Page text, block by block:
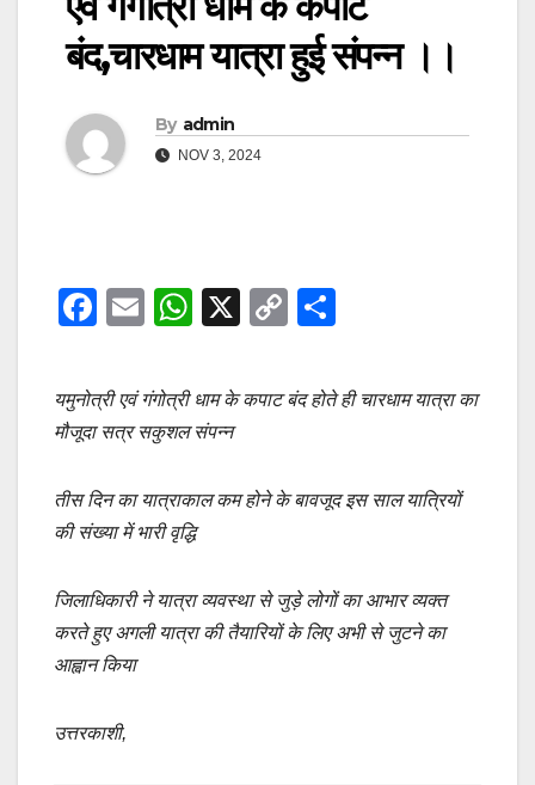
बंद,चारधाम यात्रा हुई संपन्न ।।
By admin
NOV 3, 2024
F
c
e
o
o
E
ail
W
at
s
p
p
X
C
p
y
n
ar
e
यमुनोत्री एवं गंगोत्री धाम के कपाट बंद होते ही चारधाम यात्रा का
मौजूदा सत्र सकुशल संपन्न
तीस दिन का यात्राकाल कम होने के बावजूद इस साल यात्रियों
की संख्या में भारी वृद्धि
जिलाधिकारी ने यात्रा व्यवस्था से जुड़े लोगों का आभार व्यक्त
करते हुए अगली यात्रा की तैयारियों के लिए अभी से जुटने का
आह्वान किया
उत्तरकाशी,